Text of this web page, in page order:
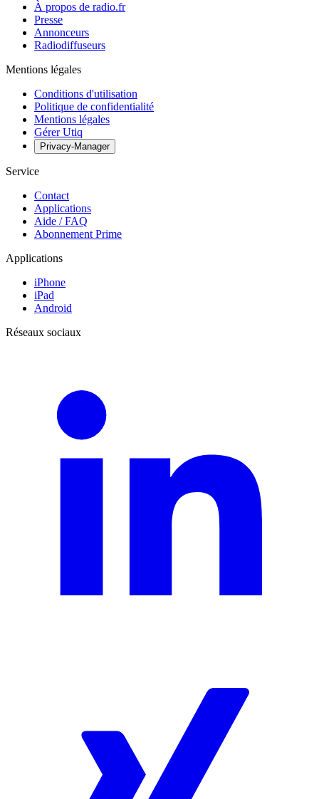
À propos de radio.fr
Presse
Annonceurs
Radiodiffuseurs
Mentions légales
Conditions d'utilisation
Politique de confidentialité
Mentions légales
Gérer Utiq
Privacy-Manager
Service
Contact
Applications
Aide / FAQ
Abonnement Prime
Applications
iPhone
iPad
Android
Réseaux sociaux